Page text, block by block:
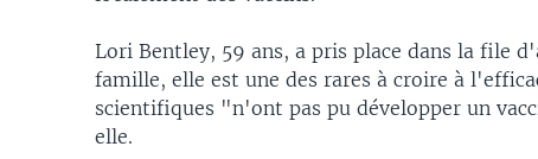
Lori Bentley, 59 ans, a pris place dans la file
famille, elle est une des rares à croire à
scientifiques "n'ont pas pu développer un
elle.